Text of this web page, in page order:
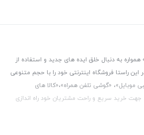
به دنبال خلق ایده های جدید و استفاده از
این راستا فروشگاه اینترنتی خود را با حجم متنوعی
موبایل»، «گوشی تلفن همراه»،«کالا های
جهت خرید سریع و راحت مشتریان خود راه اندازی
نموده تا کالاهایی با کیفیت و با حداقل قیمت